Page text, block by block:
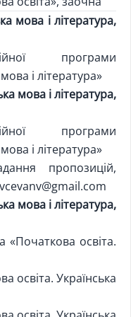
мова і література,
програми
і література»
мова і література,
програми
і література»
пропозицій,
мова і література,
«Початкова освіта.
освіта. Українська